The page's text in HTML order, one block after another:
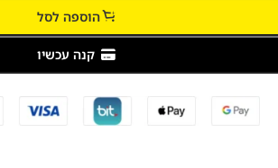
הוספה לסל
קנה עכשיו